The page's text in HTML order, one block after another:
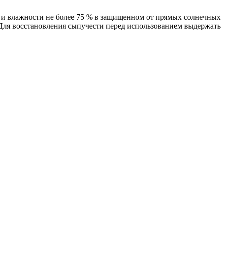
влажности не более 75 % в защищенном от прямых солнечных
восстановления сыпучести перед использованием выдержать